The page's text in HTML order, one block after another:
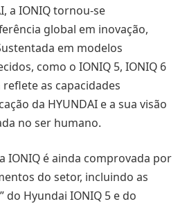
a IONIQ tornou-se
global em inovação,
em modelos
como o IONIQ 5, IONIQ 6
reflete as capacidades
da HYUNDAI e a sua visão
no ser humano.
IONIQ é ainda comprovada por
do setor, incluindo as
do Hyundai IONIQ 5 e do